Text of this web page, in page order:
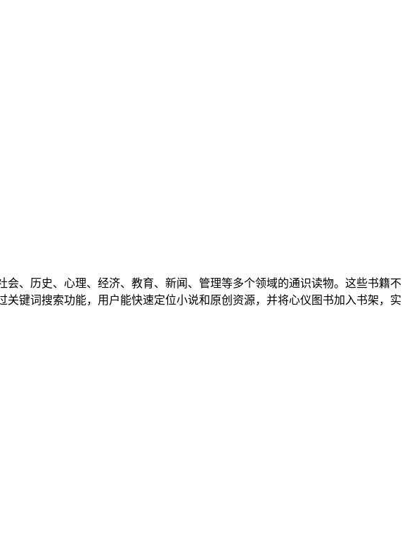
、历史、心理、经济、教育、新闻、管理等多个领域的通识读物。这些书籍不
键词搜索功能，用户能快速定位小说和原创资源，并将心仪图书加入书架，实